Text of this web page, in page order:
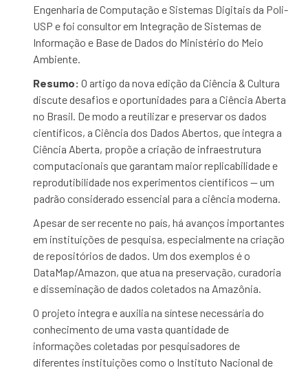
Engenharia de Computação e Sistemas Digitais da Poli-
USP e foi consultor em Integração de Sistemas de
Informação e Base de Dados do Ministério do Meio
Ambiente.
Resumo:O artigo da nova edição da Ciência & Cultura
discute desafios e oportunidades para a Ciência Aberta
no Brasil. De modo a reutilizar e preservar os dados
científicos, a Ciência dos Dados Abertos, que integra a
Ciência Aberta, propõe a criação de infraestrutura
computacionais que garantam maior replicabilidade e
reprodutibilidade nos experimentos científicos — um
padrão considerado essencial para a ciência moderna.
Apesar de ser recente no país, há avanços importantes
em instituições de pesquisa, especialmente na criação
de repositórios de dados. Um dos exemplos é o
DataMap/Amazon, que atua na preservação, curadoria
e disseminação de dados coletados na Amazônia.
O projeto integra e auxilia na síntese necessária do
conhecimento de uma vasta quantidade de
informações coletadas por pesquisadores de
diferentes instituições como o Instituto Nacional de